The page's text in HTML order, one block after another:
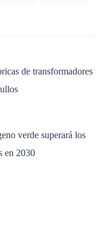
de transformadores
verde superará los
en 2030